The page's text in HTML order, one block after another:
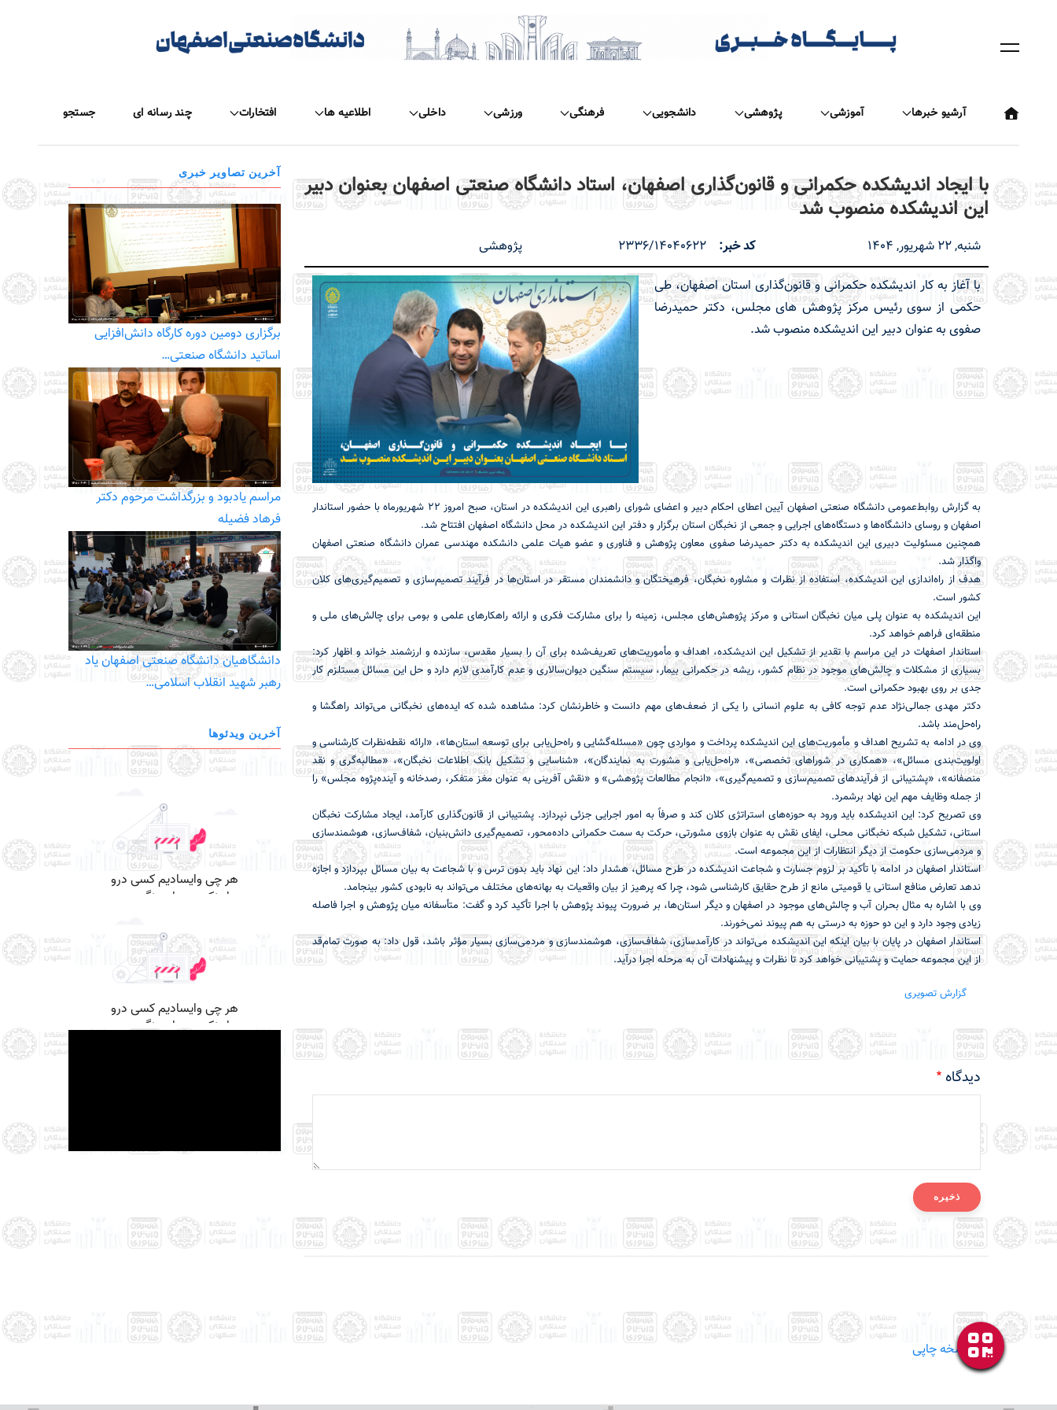
آرشیو خبرها آموزشی پژوهشی دانشجویی فرهنگی ورزشی داخلی اطلاعیه ها افتخارات چند رسانه ای جستجو
با ایجاد اندیشکده حکمرانی و قانون‌گذاری اصفهان، استاد دانشگاه صنعتی اصفهان بعنوان دبیر
این اندیشکده منصوب شد
شنبه, 22 شهریور, 1404 کد خبر 2336/14040622
پژوهشی
با آغاز به کار اندیشکده حکمرانی و قانون‌گذاری استان اصفهان، طی
حکمی از سوی رئیس مرکز پژوهش های مجلس، دکتر حمیدرضا
صفوی به عنوان دبیر این اندیشکده منصوب شد.
به گزارش روابط‌عمومی دانشگاه صنعتی اصفهان آیین اعطای احکام دبیر و اعضای شورای راهبری این اندیشکده در استان، صبح امروز ۲۲ شهریورماه با حضور استاندار
اصفهان و روسای دانشگاه‌ها و دستگاه‌های اجرایی و جمعی از نخبگان استان برگزار و دفتر این اندیشکده در محل دانشگاه اصفهان افتتاح شد.
همچنین مسئولیت دبیری این اندیشکده به دکتر حمیدرضا صفوی معاون پژوهش و فناوری و عضو هیات علمی دانشكده مهندسی عمران دانشگاه صنعتی اصفهان
واگذار شد.
هدف از راه‌اندازی این اندیشکده، استفاده از نظرات و مشاوره نخبگان، فرهیختگان و دانشمندان مستقر در استان‌ها در فرآیند تصمیم‌سازی و تصمیم‌گیری‌های کلان
کشور است.
این اندیشکده به عنوان پلی میان نخبگان استانی و مرکز پژوهش‌های مجلس، زمینه را برای مشارکت فکری و ارائه راهکارهای علمی و بومی برای چالش‌های ملی و
منطقه‌ای فراهم خواهد کرد.
استاندار اصفهات در این مراسم با تقدیر از تشکیل این اندیشکده، اهداف و مأموریت‌های تعریف‌شده برای آن را بسیار مقدس، سازنده و ارزشمند خواند و اظهار کرد:
بسیاری از مشکلات و چالش‌های موجود در نظام کشور، ریشه در حکمرانی بیمار، سیستم سنگین دیوان‌سالاری و عدم کارآمدی لازم دارد و حل این مسائل مستلزم کار
جدی بر روی بهبود حکمرانی است.
دکتر مهدی جمالی‌نژاد عدم توجه کافی به علوم انسانی را یکی از ضعف‌های مهم دانست و خاطرنشان کرد: مشاهده شده که ایده‌های نخبگانی می‌تواند راهگشا و
راه‌حل‌مند باشد.
وی در ادامه به تشریح اهداف و مأموریت‌های این اندیشکده پرداخت و مواردی چون «مسئله‌گشایی و راه‌حل‌یابی برای توسعه استان‌ها»، «ارائه نقطه‌نظرات کارشناسی و
اولویت‌بندی مسائل»، «همکاری در شوراهای تخصصی»، «راه‌حل‌یابی و مشورت به نمایندگان»، «شناسایی و تشکیل بانک اطلاعات نخبگان»، «مطالبه‌گری و نقد
منصفانه»، «پشتیبانی از فرآیندهای تصمیم‌سازی و تصمیم‌گیری»، «انجام مطالعات پژوهشی» و «نقش آفرینی به عنوان مغز متفکر، رصدخانه و آینده‌پژوه مجلس» را
از جمله وظایف مهم این نهاد برشمرد.
وی تصریح کرد: این اندیشکده باید ورود به حوزه‌های استراتژی کلان کند و صرفاً به امور اجرایی جزئی نپردازد. پشتیبانی از قانون‌گذاری کارآمد، ایجاد مشارکت نخبگان
استانی، تشکیل شبکه نخبگانی محلی، ایفای نقش به عنوان بازوی مشورتی، حرکت به سمت حکمرانی داده‌محور، تصمیم‌گیری دانش‌بنیان، شفاف‌سازی، هوشمندسازی
و مردمی‌سازی حکومت از دیگر انتظارات از این مجموعه است.
استاندار اصفهان در ادامه با تأکید بر لزوم جسارت و شجاعت اندیشکده در طرح مسائل، هشدار داد: این نهاد باید بدون ترس و با شجاعت به بیان مسائل بپردازد و اجازه
ندهد تعارض منافع استانی یا قومیتی مانع از طرح حقایق کارشناسی شود، چرا که پرهیز از بیان واقعیات به بهانه‌های مختلف می‌تواند به نابودی کشور بینجامد.
وی با اشاره به مثال بحران آب و چالش‌های موجود در اصفهان و دیگر استان‌ها، بر ضرورت پیوند پژوهش با اجرا تأکید کرد و گفت: متأسفانه میان پژوهش و اجرا فاصله
زیادی وجود دارد و این دو حوزه به درستی به هم پیوند نمی‌خورند.
استاندار اصفهان در پایان با بیان اینکه این اندیشکده می‌تواند در کارآمدسازی، شفاف‌سازی، هوشمندسازی و مردمی‌سازی بسیار مؤثر باشد، قول داد: به صورت تمام‌قد
از این مجموعه حمایت و پشتیبانی خواهد کرد تا نظرات و پیشنهادات آن به مرحله اجرا درآید.
گزارش تصویری
دیدگاه
نسخه چاپی
آخرین تصاویر خبری
برگزاری دومین دوره کارگاه دانش‌افزایی
اساتید دانشگاه صنعتی…
مراسم یادبود و بزرگداشت مرحوم دکتر
فرهاد فضیله
دانشگاهیان دانشگاه صنعتی اصفهان یاد
رهبر شهید انقلاب اسلامی…
آخرین ویدئوها